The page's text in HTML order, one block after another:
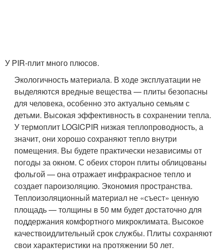
У PIR-плит много плюсов.
Экологичность материала. В ходе эксплуатации не
выделяются вредные вещества — плиты безопасны
для человека, особенно это актуально семьям с
детьми. Высокая эффективность в сохранении тепла.
У термоплит LOGICPIR низкая теплопроводность, а
значит, они хорошо сохраняют тепло внутри
помещения. Вы будете практически независимы от
погоды за окном. С обеих сторон плиты облицованы
фольгой — она отражает инфракрасное тепло и
создает пароизоляцию. Экономия пространства.
Теплоизоляционный материал не «съест» ценную
площадь — толщины в 50 мм будет достаточно для
поддержания комфортного микроклимата. Высокое
качествоидлительный срок службы. Плиты сохраняют
свои характеристики на протяжении 50 лет.